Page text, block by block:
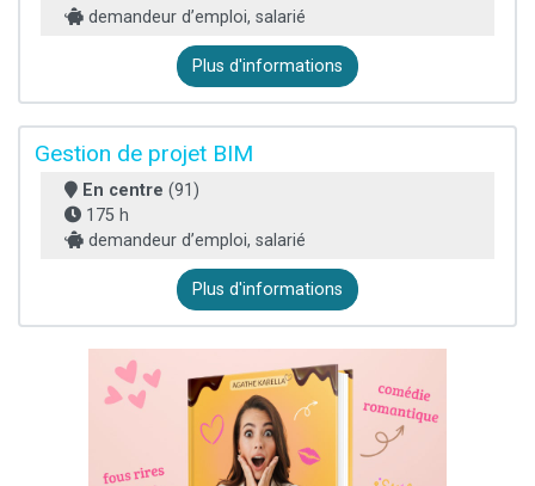
demandeur d’emploi, salarié
Plus d'informations
Gestion de projet BIM
En centre (91)
175 h
demandeur d’emploi, salarié
Plus d'informations